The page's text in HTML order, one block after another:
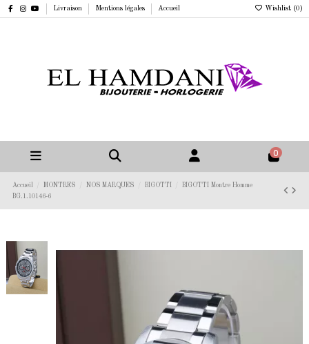
Livraison Mentions légales Accueil Wishlist (0 )
0
Accueil MONTRES NOS MARQUES BIGOTTI
BIGOTTI Montre Homme
BG.1.10146-6